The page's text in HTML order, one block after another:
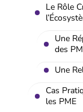
Le Rôle
Une
des
Une
Cas
les PME